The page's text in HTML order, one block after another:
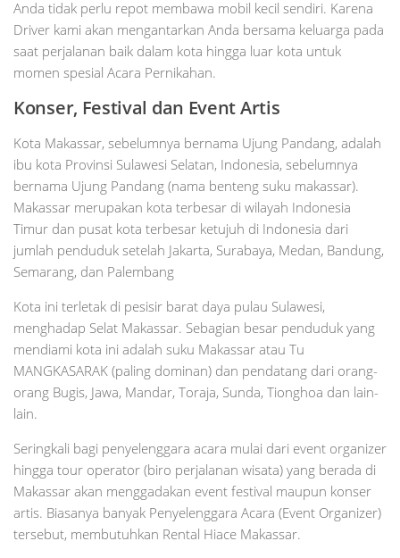
Anda tidak perlu repot membawa mobil kecil sendiri. Karena
Driver kami akan mengantarkan Anda bersama keluarga pada
saat perjalanan baik dalam kota hingga luar kota untuk
momen spesial Acara Pernikahan.
Konser, Festival dan Event Artis
Kota Makassar, sebelumnya bernama Ujung Pandang, adalah
ibu kota Provinsi Sulawesi Selatan, Indonesia, sebelumnya
bernama Ujung Pandang (nama benteng suku makassar).
Makassar merupakan kota terbesar di wilayah Indonesia
Timur dan pusat kota terbesar ketujuh di Indonesia dari
jumlah penduduk setelah Jakarta, Surabaya, Medan, Bandung,
Semarang, dan Palembang
Kota ini terletak di pesisir barat daya pulau Sulawesi,
menghadap Selat Makassar. Sebagian besar penduduk yang
mendiami kota ini adalah suku Makassar atau Tu
MANGKASARAK (paling dominan) dan pendatang dari orang-
orang Bugis, Jawa, Mandar, Toraja, Sunda, Tionghoa dan lain-
lain.
Seringkali bagi penyelenggara acara mulai dari event organizer
hingga tour operator (biro perjalanan wisata) yang berada di
Makassar akan menggadakan event festival maupun konser
artis. Biasanya banyak Penyelenggara Acara (Event Organizer)
tersebut, membutuhkan Rental Hiace Makassar.